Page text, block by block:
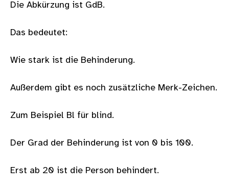
Die Abkürzung ist GdB.
Das bedeutet:
Wie stark ist die Behinderung.
Außerdem gibt es noch zusätzliche Merk-Zeichen.
Zum Beispiel Bl für blind.
Der Grad der Behinderung ist von 0 bis 100.
Erst ab 20 ist die Person behindert.